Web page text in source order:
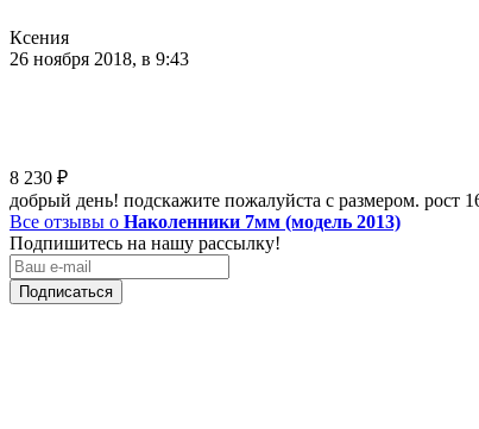
Ксения
26 ноября 2018, в 9:43
8 230 ₽
добрый день! подскажите пожалуйста с размером. рост
Все отзывы о Наколенники 7мм (модель 2013)
Подпишитесь на нашу рассылку!
Подписаться